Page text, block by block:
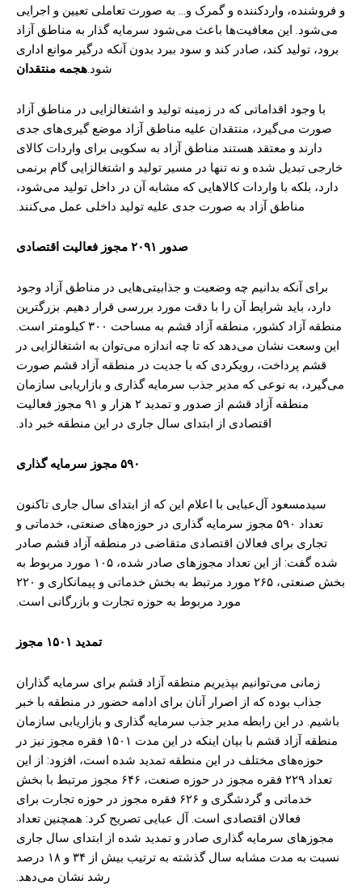
و فروشنده، واردکننده و گمرک و… به صورت تعاملی تعیین و اجرایی
می‌شود. این معافیت‌ها باعث می‌شود سرمایه گذار به مناطق آزاد
برود، تولید کند، صادر کند و سود ببرد بدون آنکه درگیر موانع اداری
شود.هجمه منتقدان
با وجود اقداماتی که در زمینه تولید و اشتغالزایی در مناطق آزاد
صورت می‌گیرد، منتقدان علیه مناطق آزاد موضع گیری‌های جدی
دارند و معتقد هستند مناطق آزاد به سکویی برای واردات کالای
خارجی تبدیل شده و نه تنها در مسیر تولید و اشتغالزایی گام برنمی
دارد، بلکه با واردات کالا‌هایی که مشابه آن در داخل تولید می‌شود،
مناطق آزاد به صورت جدی علیه تولید داخلی عمل می‌کنند.
صدور ۲۰۹۱ مجوز فعالیت اقتصادی
برای آنکه بدانیم چه وضعیت و جذابیتی‌هایی در مناطق آزاد وجود
دارد، باید شرایط آن را با دقت مورد بررسی قرار دهیم. بزرگترین
منطقه آزاد کشور، منطقه آزاد قشم به مساحت ۳۰۰ کیلومتر است.
این وسعت نشان می‌دهد که تا چه اندازه می‌توان به اشتغالزایی در
قشم پرداخت، رویکردی که با جدیت در منطقه آزاد قشم صورت
می‌گیرد، به نوعی که مدیر جذب سرمایه گذاری و بازاریابی سازمان
منطقه آزاد قشم از صدور و تمدید ۲ هزار و ۹۱ مجوز فعالیت
اقتصادی از ابتدای سال جاری در این منطقه خبر داد.
۵۹۰ مجوز سرمایه گذاری
سیدمسعود آل‌عبایی با اعلام این که از ابتدای سال جاری تاکنون
تعداد ۵۹۰ مجوز سرمایه گذاری در حوزه‌های صنعتی، خدماتی و
تجاری برای فعالان اقتصادی متقاضی در منطقه آزاد قشم صادر
شده گفت: از این تعداد مجوز‌های صادر شده، ۱۰۵ مورد مربوط به
بخش صنعتی، ۲۶۵ مورد مرتبط به بخش خدماتی و پیمانکاری و ۲۲۰
مورد مربوط به حوزه تجارت و بازرگانی است.
تمدید ۱۵۰۱ مجوز
زمانی می‌توانیم بپذیریم منطقه آزاد قشم برای سرمایه گذاران
جذاب بوده که از اصرار آنان برای ادامه حضور در منطقه با خبر
باشیم. در این رابطه مدیر جذب سرمایه گذاری و بازاریابی سازمان
منطقه آزاد قشم با بیان اینکه در این مدت ۱۵۰۱ فقره مجوز نیز در
حوزه‌های مختلف در این منطقه تمدید شده است، افزود: از این
تعداد ۲۲۹ فقره مجوز در حوزه صنعت، ۶۴۶ مجوز مرتبط با بخش
خدماتی و گردشگری و ۶۲۶ فقره مجوز در حوزه تجارت برای
فعالان اقتصادی است. آل عبایی تصریح کرد: همچنین تعداد
مجوز‌های سرمایه گذاری صادر و تمدید شده از ابتدای سال جاری
نسبت به مدت مشابه سال گذشته به ترتیب بیش از ۳۴ و ۱۸ درصد
رشد نشان می‌دهد.